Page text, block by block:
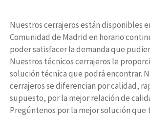
Nuestros cerrajeros están disponibles
Comunidad de Madrid en horario
poder satisfacer la demanda que
Nuestros técnicos cerrajeros le
solución técnica que podrá encontrar.
cerrajeros se diferencian por calidad,
supuesto, por la mejor relación de
Pregúntenos por la mejor solución que